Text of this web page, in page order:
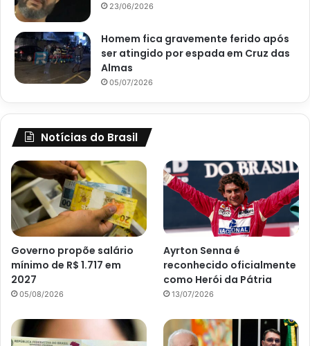
23/06/2026
Homem fica gravemente ferido após
ser atingido por espada em Cruz das
Almas
05/07/2026
Notícias do Brasil
Governo propõe salário
mínimo de R$ 1.717 em
2027
05/08/2026
Ayrton Senna é
reconhecido oficialmente
como Herói da Pátria
13/07/2026